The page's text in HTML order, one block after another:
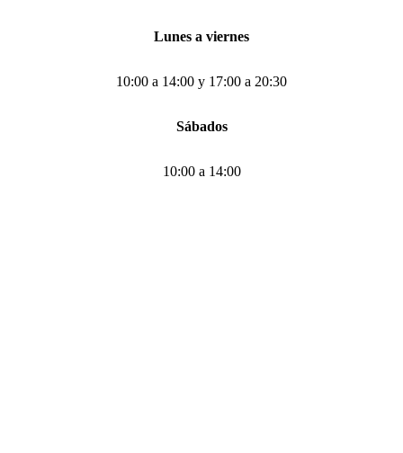
Lunes a viernes
10:00 a 14:00 y 17:00 a 20:30
Sábados
10:00 a 14:00